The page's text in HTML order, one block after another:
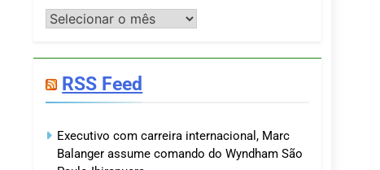
Postagens
RSS Feed
Executivo com carreira internacional, Marc
Balanger assume comando do Wyndham São